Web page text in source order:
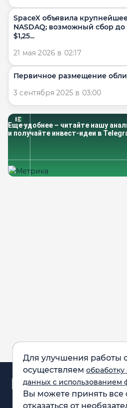
Для улучшения работы
осуществляем
данных с использованием
Вы можете принять все
отказаться от
SpaceX объявила
NASDAQ; возможный сбор
$1,25...
21 мая 2026 в 02:17
Первичное размещение
3 сентября 2025 в 03:00
Еще удобнее – читайте нашу
и получайте инвест-идеи в
Карта